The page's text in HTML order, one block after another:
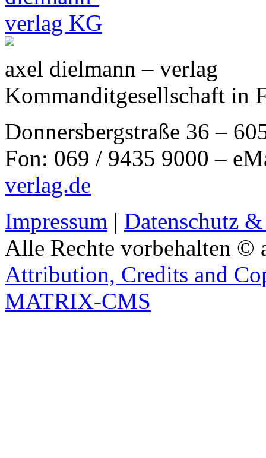
axel dielmann – verlag
Kommanditgesellschaft in
Donnersbergstraße 36 –
Fon: 069 / 9435 9000 –
verlag.de
Impressum | Datenschutz
Alle Rechte vorbehalten ©
Attribution, Credits and
MATRIX-CMS